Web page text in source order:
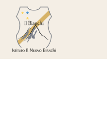
Skip to content